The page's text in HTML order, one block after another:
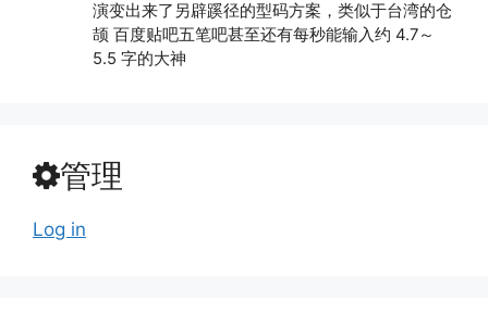
演变出来了另辟蹊径的型码方案，类似于台湾的仓
颉 百度贴吧五笔吧甚至还有每秒能输入约 4.7～
5.5 字的大神
管理
Log in